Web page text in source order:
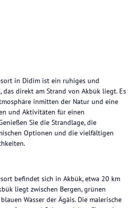
in Didim ist ein ruhiges und
das direkt am Strand von Akbük liegt. Es
inmitten der Natur und eine
und Aktivitäten für einen
Sie die Strandlage, die
Optionen und die vielfältigen
befindet sich in Akbük, etwa 20 km
liegt zwischen Bergen, grünen
Wasser der Ägäis. Die malerische